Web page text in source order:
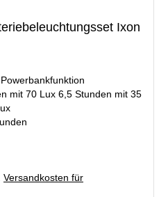
Ixon
mit 70 Lux 6,5 Stunden mit 35
Versandkosten für